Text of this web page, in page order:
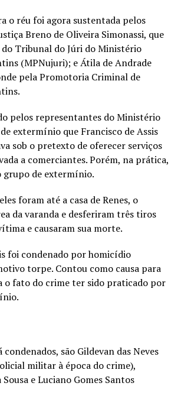
o réu foi agora sustentada pelos
Breno de Oliveira Simonassi, que
Tribunal do Júri do Ministério
(MPNujuri); e Átila de Andrade
pela Promotoria Criminal de
pelos representantes do Ministério
extermínio que Francisco de Assis
sob o pretexto de oferecer serviços
a comerciantes. Porém, na prática,
grupo de extermínio.
foram até a casa de Renes, o
da varanda e desferiram três tiros
e causaram sua morte.
foi condenado por homicídio
torpe. Contou como causa para
o fato do crime ter sido praticado por
são Gildevan das Neves
militar à época do crime),
e Luciano Gomes Santos